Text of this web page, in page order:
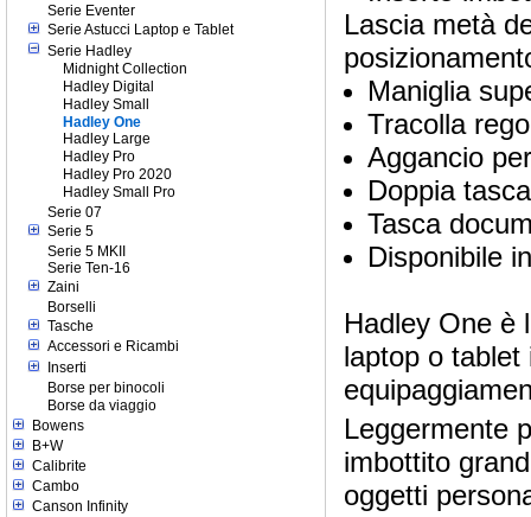
Serie Eventer
Serie Astucci Laptop e Tablet
Serie Hadley
Midnight Collection
Hadley Digital
Hadley Small
Hadley One
Hadley Large
Hadley Pro
Hadley Pro 2020
Hadley Small Pro
Serie 07
Serie 5
Serie 5 MKII
Serie Ten-16
Zaini
Borselli
Tasche
Accessori e Ricambi
Inserti
Borse per binocoli
Borse da viaggio
Bowens
B+W
Calibrite
Cambo
Canson Infinity
Lascia metà
Maniglia
Tracolla
Aggancio
Doppia
Tasca
Disponibile
Hadley One è
laptop o
Leggermente
imbottito
oggetti